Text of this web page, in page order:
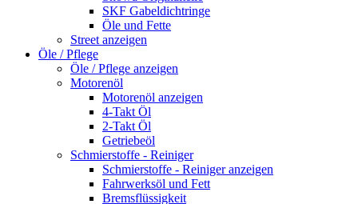
SKF Gabeldichtringe
Öle und Fette
Street anzeigen
Öle / Pflege
Öle / Pflege anzeigen
Motorenöl
Motorenöl anzeigen
4-Takt Öl
2-Takt Öl
Getriebeöl
Schmierstoffe - Reiniger
Schmierstoffe - Reiniger anzeigen
Fahrwerksöl und Fett
Bremsflüssigkeit